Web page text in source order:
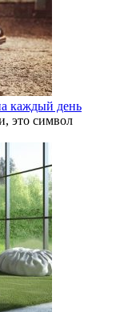
каждый день
это символ